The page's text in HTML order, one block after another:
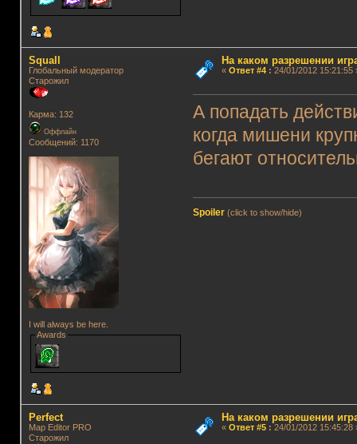
Squall
Глобальный модератор
Старожил
Карма: 132
Оффлайн
Сообщений: 1170
I will always be here.
Awards
На каком разрешении
« Ответ #4: 24/01/2012 15:21:55
А попадать
когда мишени
бегают
Spoiler (click to show/hide)
Perfect
Map Editor PRO
Старожил
На каком разрешении
« Ответ #5: 24/01/2012 15:45:28